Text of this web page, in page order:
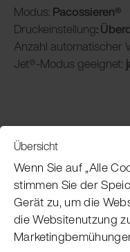
Modus: Pacossieren®
Druckeinstellung:
Anzahl automatischer
Jet®-Modus geeignet:
Pacojet Newsletter
Möchten Sie
Übersicht
Wenn Sie auf „Alle
stimmen Sie der
Gerät zu, um die
die Websitenutzung